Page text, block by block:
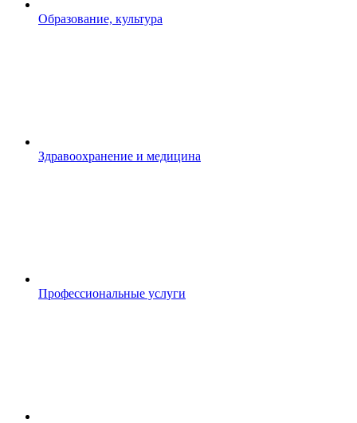
Образование, культура
Здравоохранение и медицина
Профессиональные услуги